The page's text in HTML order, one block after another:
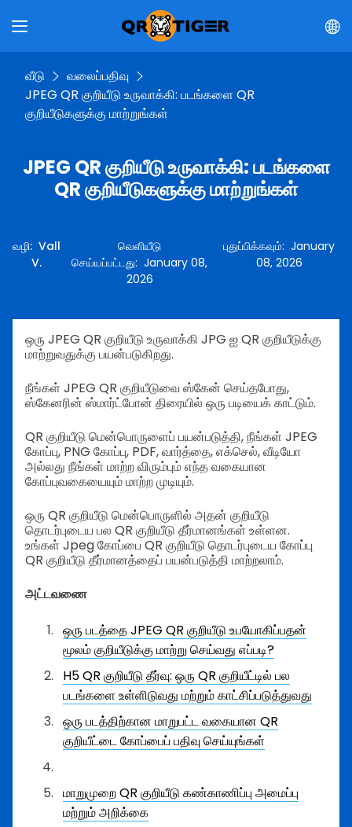
வீடு
வலைப்பதிவு
JPEG QR குறியீடு உருவாக்கி: படங்களை QR
குறியீடுகளுக்கு மாற்றுங்கள்
JPEG QR குறியீடு உருவாக்கி: படங்களை
QR குறியீடுகளுக்கு மாற்றுங்கள்
வழி: Vall
V.
வெளியீடு
செய்யப்பட்டது:January 08,
2026
புதுப்பிக்கவும்:January
08, 2026
ஒரு JPEG QR குறியீடு உருவாக்கி JPG ஐ QR குறியீடுக்கு
மாற்றுவதுக்கு பயன்படுகிறது.
நீங்கள் JPEG QR குறியீடுவை ஸ்கேன் செய்தபோது,
ஸ்கேனரின் ஸ்மார்ட்போன் திரையில் ஒரு படியைக் காட்டும்.
QR குறியீடு மென்பொருளைப் பயன்படுத்தி, நீங்கள் JPEG
கோப்பு, PNG கோப்பு, PDF, வார்த்தை, எக்செல், வீடியோ
அல்லது நீங்கள் மாற்ற விரும்பும் எந்த வகையான
கோப்புவகையையும் மாற்ற முடியும்.
ஒரு QR குறியீடு மென்பொருளில் அதன் குறியீடு
தொடர்புடைய பல QR குறியீடு தீர்மானங்கள் உள்ளன.
உங்கள் Jpeg கோப்பை QR குறியீடு தொடர்புடைய கோப்பு
QR குறியீடு தீர்மானத்தைப் பயன்படுத்தி மாற்றலாம்.
அட்டவணை
ஒரு படத்தை JPEG QR குறியீடு உபயோகிப்பதன்
மூலம் குறியீடுக்கு மாற்று செய்வது எப்படி?
H5 QR குறியீடு தீர்வு: ஒரு QR குறியீட்டில் பல
படங்களை உள்ளிடுவது மற்றும் காட்சிப்படுத்துவது
ஒரு படத்திற்கான மாறுபட்ட வகையான QR
குறியீட்டை கோப்பைப் பதிவு செய்யுங்கள்
மாறுமுறை QR குறியீடு கண்காணிப்பு அமைப்பு
மற்றும் அறிக்கை